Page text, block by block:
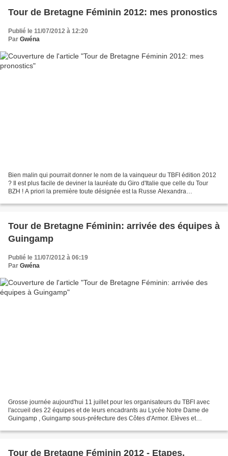
Tour de Bretagne Féminin 2012: mes pronostics
Publié le 11/07/2012 à 12:20
Par Gwéna
Bien malin qui pourrait donner le nom de la vainqueur du TBFI édition 2012
? Il est plus facile de deviner la lauréate du Giro d'Italie que celle du Tour
BZH ! A priori la première toute désignée est la Russe Alexandra
Tour de Bretagne Féminin: arrivée des équipes à
Guingamp
Publié le 11/07/2012 à 06:19
Par Gwéna
Grosse journée aujourd'hui 11 juillet pour les organisateurs du TBFI avec
l'accueil des 22 équipes et de leurs encadrants au Lycée Notre Dame de
Guingamp , Guingamp sous-préfecture des Côtes d'Armor. Elèves et
Tour de Bretagne Féminin 2012 - Etapes,